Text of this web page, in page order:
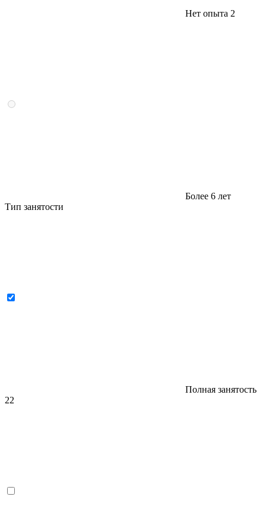
Нет опыта 2
Более 6 лет
Тип занятости
Полная занятость
22